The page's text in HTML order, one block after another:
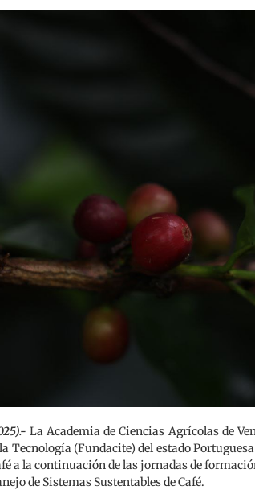
La Academia de Ciencias Agrícolas de
Tecnología (Fundacite) del estado
a la continuación de las jornadas de
de Sistemas Sustentables de Café.